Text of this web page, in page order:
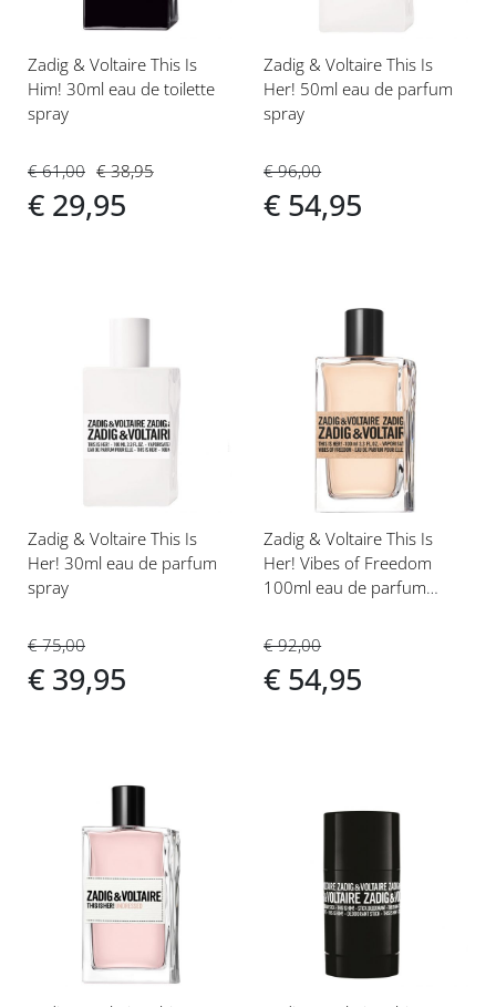
Zadig & Voltaire This Is
Him! 30ml eau de toilette
spray
€ 61,00
€ 29,95
€ 38,95
Zadig & Voltaire This Is
Her! 50ml eau de parfum
spray
€ 96,00
€ 54,95
verlanglijst
Zadig & Voltaire This Is
Her! 30ml eau de parfum
spray
€ 75,00
€ 39,95
Voeg
aan
verlanglijst
Zadig & Voltaire This Is
Her! Vibes of Freedom
100ml eau de parfum
€ 92,00
€ 54,95
Voeg
verlanglijst
verlanglijst